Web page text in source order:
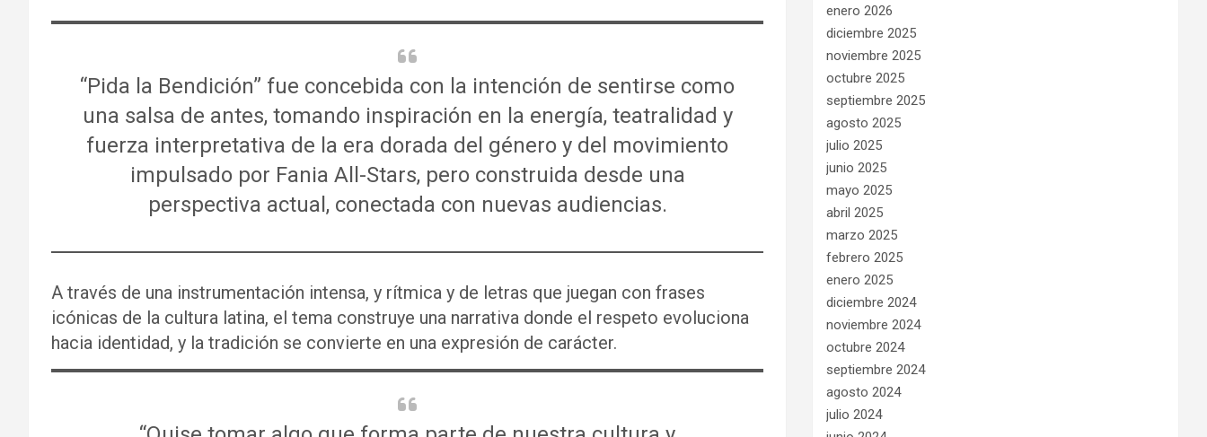
“Pida la Bendición” fue concebida con la intención de sentirse como
una salsa de antes, tomando inspiración en la energía, teatralidad y
fuerza interpretativa de la era dorada del género y del movimiento
impulsado por Fania All-Stars, pero construida desde una
perspectiva actual, conectada con nuevas audiencias.
A través de una instrumentación intensa, y rítmica y de letras que juegan con frases
icónicas de la cultura latina, el tema construye una narrativa donde el respeto evoluciona
hacia identidad, y la tradición se convierte en una expresión de carácter.
enero 2026
diciembre 2025
noviembre 2025
octubre 2025
septiembre 2025
agosto 2025
julio 2025
junio 2025
mayo 2025
abril 2025
marzo 2025
febrero 2025
enero 2025
diciembre 2024
noviembre 2024
octubre 2024
septiembre 2024
agosto 2024
julio 2024